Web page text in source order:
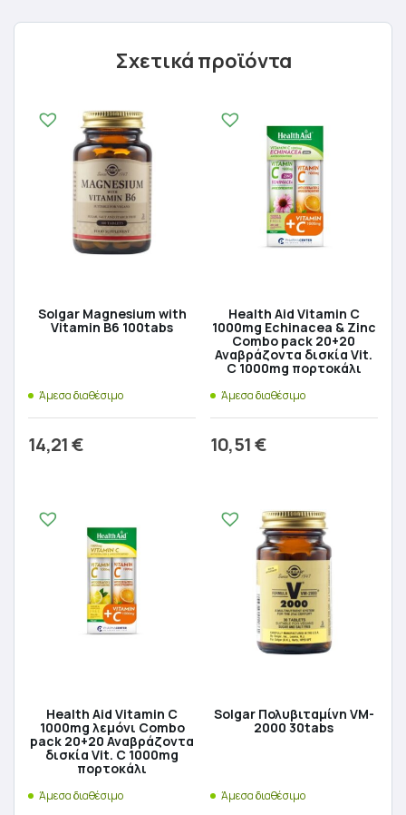
Σχετικά προϊόντα
Solgar Magnesium with
Vitamin B6 100tabs
Άμεσα διαθέσιμο
14,21€
Health Aid Vitamin C
1000mg Echinacea & Zinc
Combo pack 20+20
Αναβράζοντα δισκία Vit.
C 1000mg πορτοκάλι
Άμεσα διαθέσιμο
10,51€
Health Aid Vitamin C
1000mg λεμόνι Combo
pack 20+20 Αναβράζοντα
δισκία Vit. C 1000mg
πορτοκάλι
Άμεσα διαθέσιμο
Solgar Πολυβιταμίνη VM-
2000 30tabs
Άμεσα διαθέσιμο